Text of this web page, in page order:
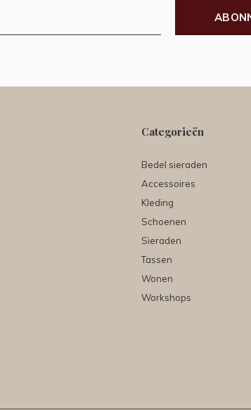
Categorieën
Bedel sieraden
Accessoires
Kleding
Schoenen
Sieraden
Tassen
Wonen
Workshops